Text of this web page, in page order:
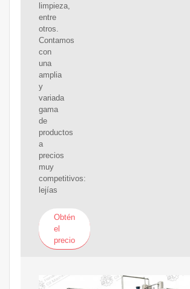
limpieza,
entre
otros.
Contamos
con
una
amplia
y
variada
gama
de
productos
a
precios
muy
competitivos:
lejías
Obtén
el
precio